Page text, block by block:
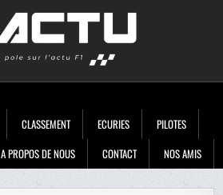
CLASSEMENT ECURIES
PILOTES
A PROPOS DE NOUS CONTACT NOS AMIS